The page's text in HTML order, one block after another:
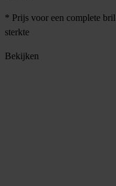
* Prijs voor een complete
sterkte
Bekijken